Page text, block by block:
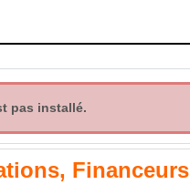
pas installé.
Financeurs